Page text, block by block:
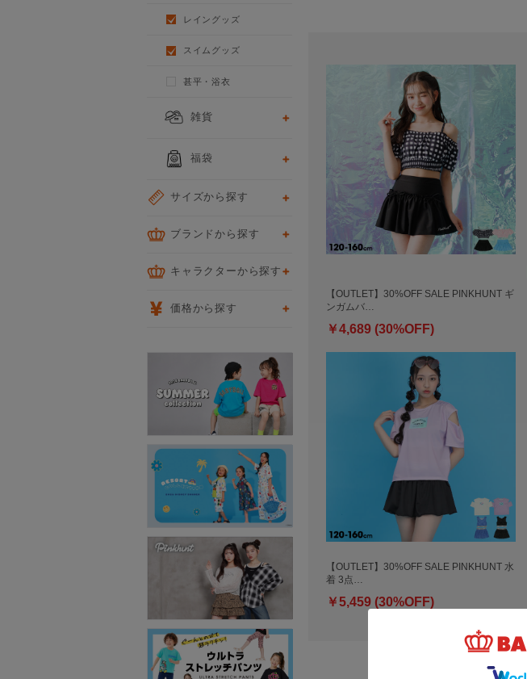
【OUTLET】30%OFF SALE PINKHUNT ギ
ンガムバ…
￥4,689 (30%OFF)
【OUTLET】30%OFF SALE PINKHUNT 水
着 3点…
￥5,459 (30%OFF)
レイングッズ
スイムグッズ
甚平・浴衣
雑貨
福袋
サイズから探す
ブランドから探す
キャラクターから探す
価格から探す